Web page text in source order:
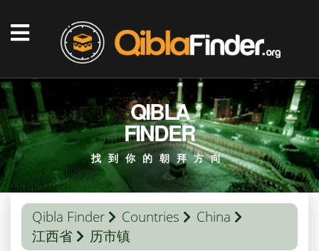
QIBLA
FINDER
找到你的朝拜方向
Qibla Finder Countries
China
江西省
历市镇